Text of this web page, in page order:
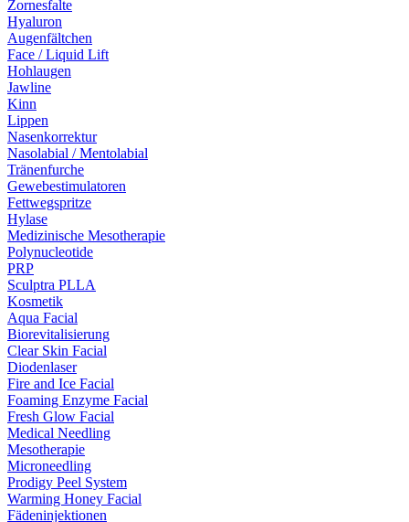
Zornesfalte
Hyaluron
Augenfältchen
Face / Liquid Lift
Hohlaugen
Jawline
Kinn
Lippen
Nasenkorrektur
Nasolabial / Mentolabial
Tränenfurche
Gewebestimulatoren
Fettwegspritze
Hylase
Medizinische Mesotherapie
Polynucleotide
PRP
Sculptra PLLA
Kosmetik
Aqua Facial
Biorevitalisierung
Clear Skin Facial
Diodenlaser
Fire and Ice Facial
Foaming Enzyme Facial
Fresh Glow Facial
Medical Needling
Mesotherapie
Microneedling
Prodigy Peel System
Warming Honey Facial
Fädeninjektionen